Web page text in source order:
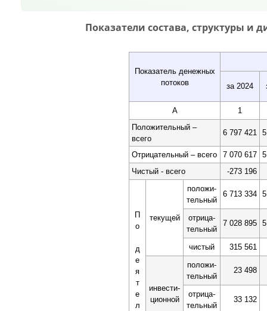
Показатели состава, структуры и
Показатель денежных
потоков
за 2024
А
1
Положительный –
всего
6 797 421
Отрицательный – всего 7 070 617
Чистый - всего
-273 196
П
о
д
е
я
т
е
л
текущей
положи-
тельный
6 713 334
отрица-
тельный
7 028 895
чистый 315 561
инвести-
ционной
положи-
тельный
23 498
отрица-
тельный
33 132